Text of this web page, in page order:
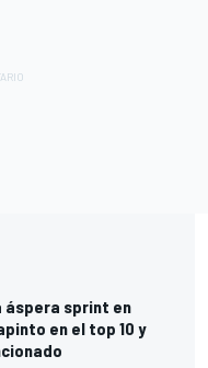
áspera sprint en
en el top 10 y